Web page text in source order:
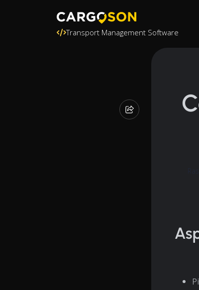
Transport Management Software